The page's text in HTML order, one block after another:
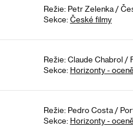
Režie: Petr Zelenka /
Sekce: České filmy
Režie: Claude Chabrol /
Sekce: Horizonty -
Režie: Pedro Costa /
Sekce: Horizonty -